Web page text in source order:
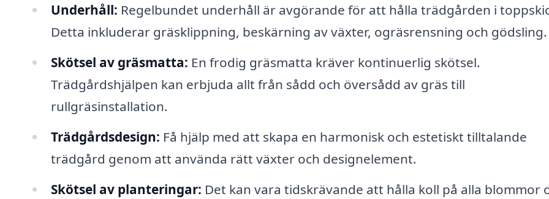
Underhåll: Regelbundet underhåll är avgörande för att hålla trädgården i
Detta inkluderar gräsklippning, beskärning av växter, ogräsrensning och gödsling.
Skötsel av gräsmatta: En frodig gräsmatta kräver kontinuerlig skötsel.
Trädgårdshjälpen kan erbjuda allt från sådd och översådd av gräs till
rullgräsinstallation.
Trädgårdsdesign: Få hjälp med att skapa en harmonisk och estetiskt tilltalande
trädgård genom att använda rätt växter och designelement.
Skötsel av planteringar: Det kan vara tidskrävande att hålla koll på alla blommor